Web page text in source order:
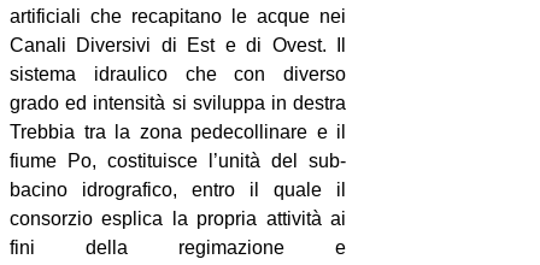
artificiali che recapitano le acque nei
Canali Diversivi di Est e di Ovest. Il
sistema idraulico che con diverso
grado ed intensità si sviluppa in destra
Trebbia tra la zona pedecollinare e il
fiume Po, costituisce l’unità del sub-
bacino idrografico, entro il quale il
consorzio esplica la propria attività ai
fini della regimazione e